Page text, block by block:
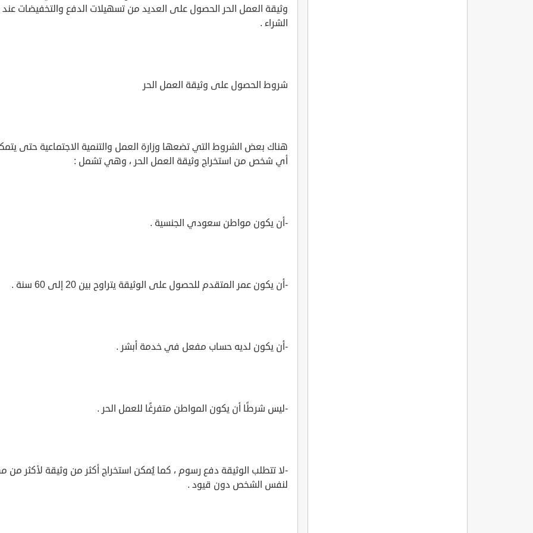
وثيقة العمل الحر الحصول على العديد من تسهيلات الدفع والتخفيضات عند
الشراء .
شروط الحصول على وثيقة العمل الحر
هناك بعض الشروط التي تضعها وزارة العمل والتنمية الاجتماعية حتى
أي شخص من استخراج وثيقة العمل الحر ، وهي تشمل :
-أن يكون مواطن سعودي الجنسية .
-أن يكون عمر المتقدم للحصول على الوثيقة يتراوح بين 20 إلى 60 سنة .
-أن يكون لديه حساب مفعل في خدمة أبشر .
-ليس شرطًا أن يكون المواطن متفرغًا للعمل الحر .
-لا تتطلب الوثيقة دفع رسوم ، كما يُمكن استخراج أكثر من وثيقة لأكثر من
لنفس الشخص دون قيود .